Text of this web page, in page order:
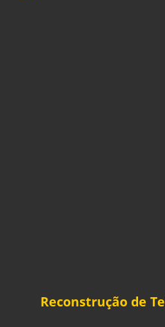
Reconstrução de